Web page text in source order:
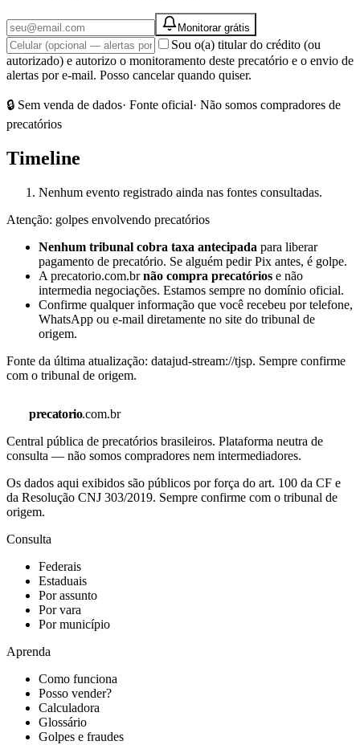
Monitorar grátis
Sou o(a) titular do crédito (ou
autorizado) e autorizo o monitoramento deste precatório e o envio de
alertas por e-mail. Posso cancelar quando quiser.
🔒 Sem venda de dados· Fonte oficial· Não somos compradores de
precatórios
Timeline
Nenhum evento registrado ainda nas fontes consultadas.
Atenção: golpes envolvendo precatórios
Nenhum tribunal cobra taxa antecipada para liberar
pagamento de precatório. Se alguém pedir Pix antes, é golpe.
A precatorio.com.brnão compra precatórios e não
intermedia negociações. Estamos sempre no domínio oficial.
Confirme qualquer informação que você recebeu por telefone,
WhatsApp ou e-mail diretamente no site do tribunal de
origem.
Fonte da última atualização: datajud-stream://tjsp. Sempre confirme
com o tribunal de origem.
precatorio.com.br
Central pública de precatórios brasileiros. Plataforma neutra de
consulta — não somos compradores nem intermediadores.
Os dados aqui exibidos são públicos por força do art. 100 da CF e
da Resolução CNJ 303/2019. Sempre confirme com o tribunal de
origem.
Consulta
Federais
Estaduais
Por assunto
Por vara
Por município
Aprenda
Como funciona
Posso vender?
Calculadora
Glossário
Golpes e fraudes